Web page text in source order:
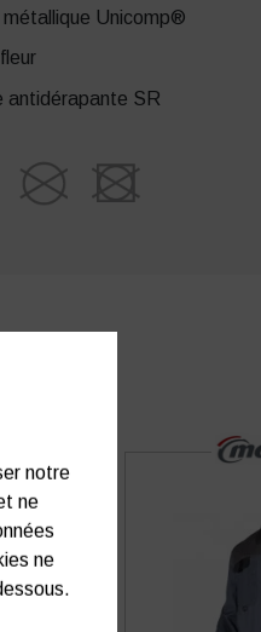
métallique Unicomp®
antidérapante SR
notre
ne
ne